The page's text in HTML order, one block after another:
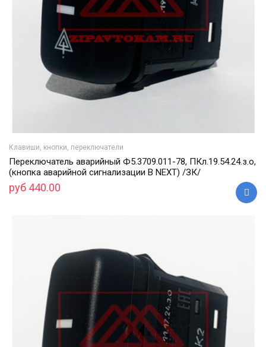
Клавиши, кнопки, переключатели
Переключатель аварийный Ф5.3709.011-78, ПКл.19.54.24.з.о,
(кнопка аварийной сигнализации В NEXT) /ЗК/
руб 440.00